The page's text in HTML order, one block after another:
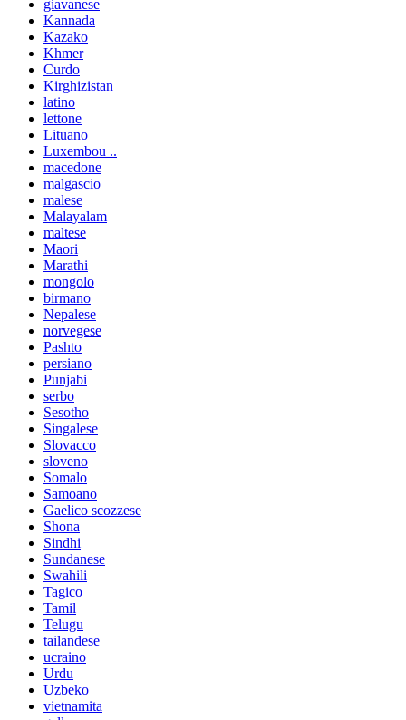
giavanese
Kannada
Kazako
Khmer
Curdo
Kirghizistan
latino
lettone
Lituano
Luxembou ..
macedone
malgascio
malese
Malayalam
maltese
Maori
Marathi
mongolo
birmano
Nepalese
norvegese
Pashto
persiano
Punjabi
serbo
Sesotho
Singalese
Slovacco
sloveno
Somalo
Samoano
Gaelico scozzese
Shona
Sindhi
Sundanese
Swahili
Tagico
Tamil
Telugu
tailandese
ucraino
Urdu
Uzbeko
vietnamita